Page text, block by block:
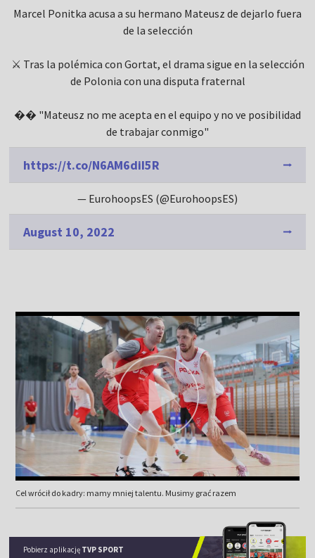
Marcel Ponitka acusa a su hermano Mateusz de dejarlo fuera
de la selección
⚔️ Tras la polémica con Gortat, el drama sigue en la selección
de Polonia con una disputa fraternal
��️ "Mateusz no me acepta en el equipo y no ve posibilidad
de trabajar conmigo"
https://t.co/N6AM6diI5R
— EurohoopsES (@EurohoopsES)
August 10, 2022
Cel wrócił do kadry: mamy mniej talentu. Musimy grać razem
Pobierz aplikację TVP SPORT